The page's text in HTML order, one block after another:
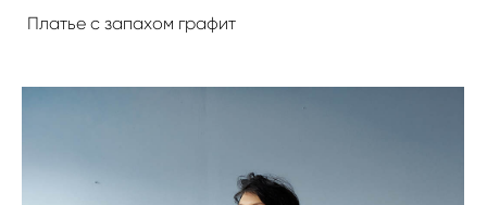
Платье с запахом графит